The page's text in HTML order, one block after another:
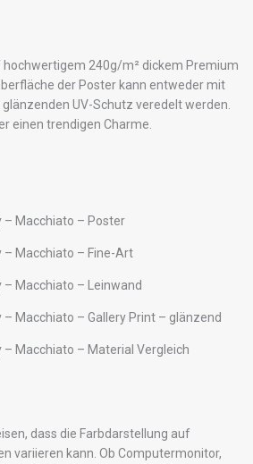
240g/m² dickem Premium
der Poster kann entweder mit
UV-Schutz veredelt werden.
einen trendigen Charme.
– Macchiato – Poster
– Macchiato – Fine-Art
– Macchiato – Leinwand
– Macchiato – Gallery Print – glänzend
– Macchiato – Material Vergleich
dass die Farbdarstellung auf
variieren kann. Ob Computermonitor,